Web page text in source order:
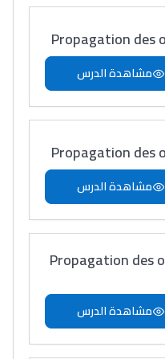
Propagation des
مشاهدة الدرس
Propagation des
مشاهدة الدرس
Propagation des
مشاهدة الدرس